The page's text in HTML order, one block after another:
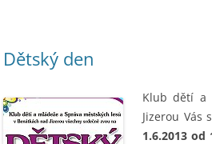
Dětský den
Klub dětí a
Jizerou Vás
1.6.2013 od